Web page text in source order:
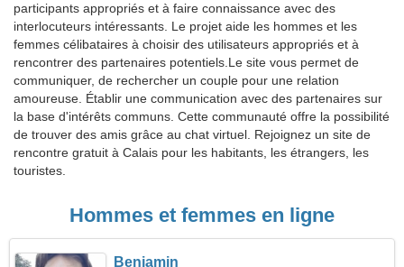
participants appropriés et à faire connaissance avec des
interlocuteurs intéressants. Le projet aide les hommes et les
femmes célibataires à choisir des utilisateurs appropriés et à
rencontrer des partenaires potentiels.Le site vous permet de
communiquer, de rechercher un couple pour une relation
amoureuse. Établir une communication avec des partenaires sur
la base d'intérêts communs. Cette communauté offre la possibilité
de trouver des amis grâce au chat virtuel. Rejoignez un site de
rencontre gratuit à Calais pour les habitants, les étrangers, les
touristes.
Hommes et femmes en ligne
Benjamin